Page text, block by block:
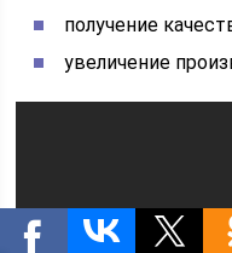
получение
увеличение